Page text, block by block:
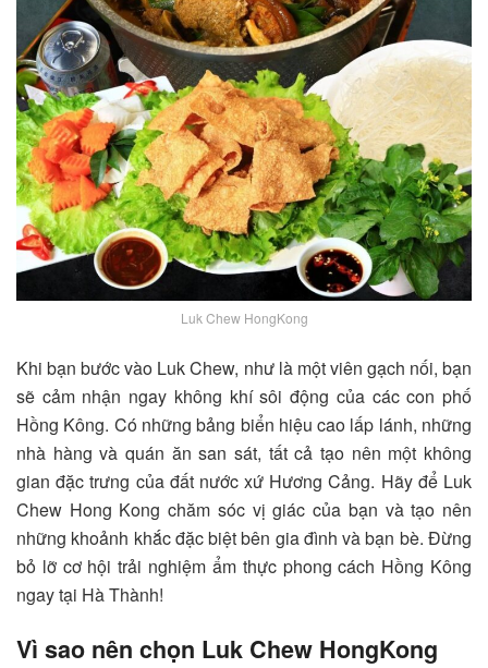
Luk Chew HongKong
Khi bạn bước vào Luk Chew, như là một viên gạch nối, bạn
sẽ cảm nhận ngay không khí sôi động của các con phố
Hồng Kông. Có những bảng biển hiệu cao lấp lánh, những
nhà hàng và quán ăn san sát, tất cả tạo nên một không
gian đặc trưng của đất nước xứ Hương Cảng. Hãy để Luk
Chew Hong Kong chăm sóc vị giác của bạn và tạo nên
những khoảnh khắc đặc biệt bên gia đình và bạn bè. Đừng
bỏ lỡ cơ hội trải nghiệm ẩm thực phong cách Hồng Kông
ngay tại Hà Thành!
Vì sao nên chọn Luk Chew HongKong